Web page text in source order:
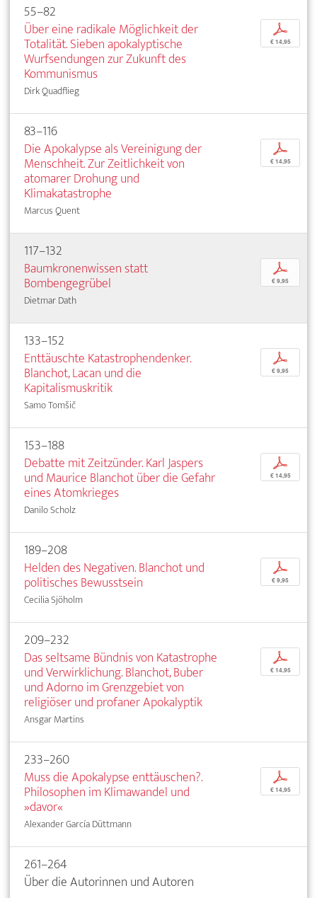
55–82
Über eine radikale Möglichkeit der
Totalität. Sieben apokalyptische
Wurfsendungen zur Zukunft des
Kommunismus
Dirk Quadflieg
p
€ 14,95
83–116
Die Apokalypse als Vereinigung der
Menschheit. Zur Zeitlichkeit von
atomarer Drohung und
Klimakatastrophe
Marcus Quent
p
€ 14,95
117–132
Baumkronenwissen statt
Bombengegrübel
Dietmar Dath
p
€ 9,95
133–152
Enttäuschte Katastrophendenker.
Blanchot, Lacan und die
Kapitalismuskritik
Samo Tomšič
p
€ 9,95
153–188
Debatte mit Zeitzünder. Karl Jaspers
und Maurice Blanchot über die Gefahr
eines Atomkrieges
Danilo Scholz
p
€ 14,95
189–208
Helden des Negativen. Blanchot und
politisches Bewusstsein
Cecilia Sjöholm
p
€ 9,95
209–232
Das seltsame Bündnis von Katastrophe
und Verwirklichung. Blanchot, Buber
und Adorno im Grenzgebiet von
religiöser und profaner Apokalyptik
Ansgar Martins
p
€ 14,95
233–260
Muss die Apokalypse enttäuschen?.
Philosophen im Klimawandel und
»davor«
Alexander García Düttmann
p
€ 14,95
261–264
Über die Autorinnen und Autoren